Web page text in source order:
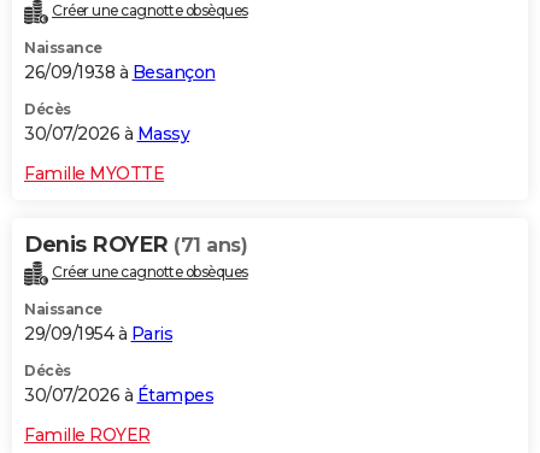
Créer une cagnotte obsèques
Naissance
26/09/1938 à Besançon
Décès
30/07/2026 à Massy
Famille MYOTTE
Denis ROYER (71 ans)
Créer une cagnotte obsèques
Naissance
29/09/1954 à Paris
Décès
30/07/2026 à Étampes
Famille ROYER